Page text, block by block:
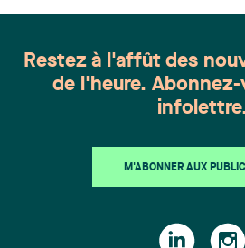
Restez à l'affût des
de l'heure.
M'ABONNER AUX